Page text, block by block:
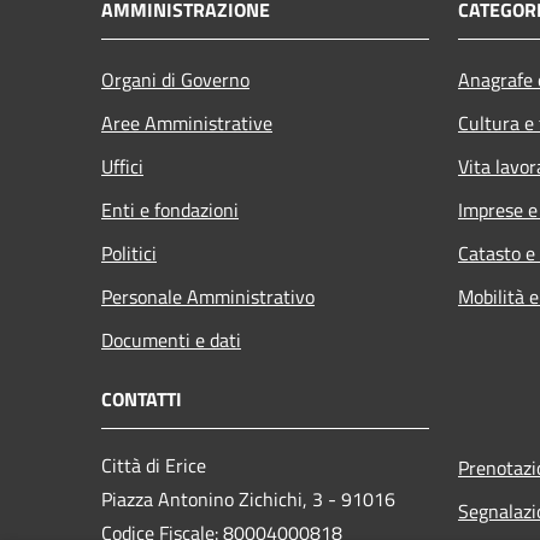
AMMINISTRAZIONE
Organi di Governo
Aree Amministrative
Uffici
Enti e fondazioni
Politici
Personale Amministrativo
Documenti e dati
Cultura
Vita
Imprese
Catasto
Mobilità
CONTATTI
Città di Erice
Piazza Antonino Zichichi, 3 - 91016
Codice Fiscale: 80004000818